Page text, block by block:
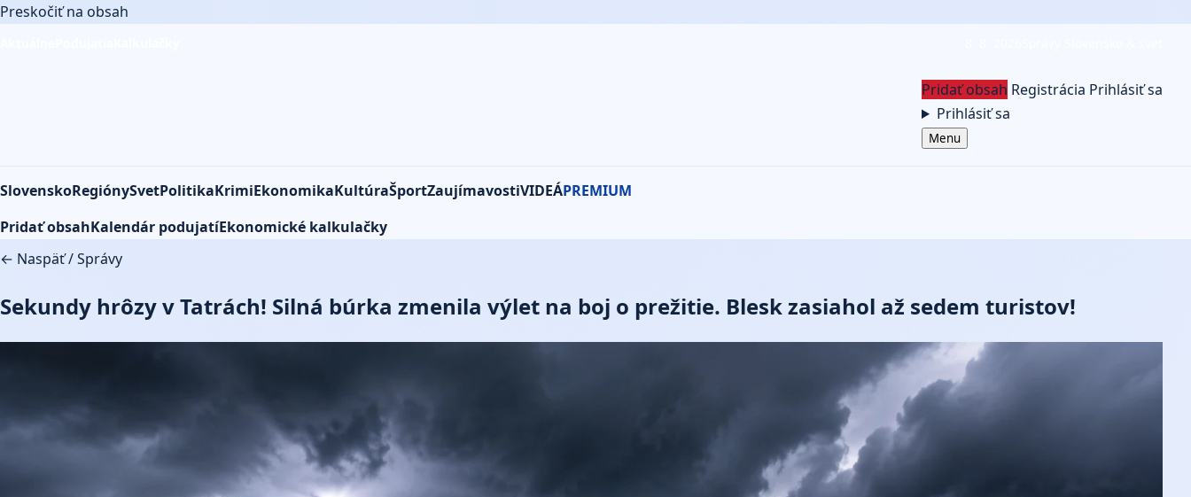
Preskočiť na obsah
Pridať obsah Registrácia Prihlásiť sa
Prihlásiť sa
Menu
SlovenskoRegiónySvetPolitikaKrimiEkonomikaKultúraŠportZaujímavostiVIDEÁPREMIUM
Pridať obsahKalendár podujatíEkonomické kalkulačky
← Naspäť/Správy
Sekundy hrôzy v Tatrách! Silná búrka zmenila výlet na boj o prežitie. Blesk zasiahol až sedem turistov!